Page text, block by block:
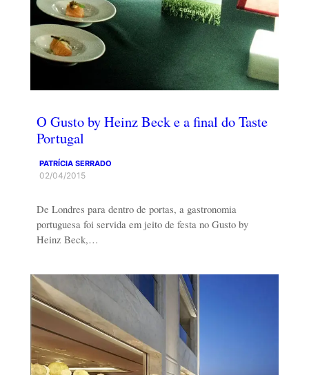
O Gusto by Heinz Beck e a final do Taste
Portugal
PATRÍCIA SERRADO
02/04/2015
De Londres para dentro de portas, a gastronomia
portuguesa foi servida em jeito de festa no Gusto by
Heinz Beck,…